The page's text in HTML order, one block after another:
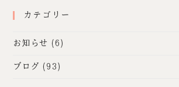
カテゴリー
お知らせ (6)
ブログ (93)